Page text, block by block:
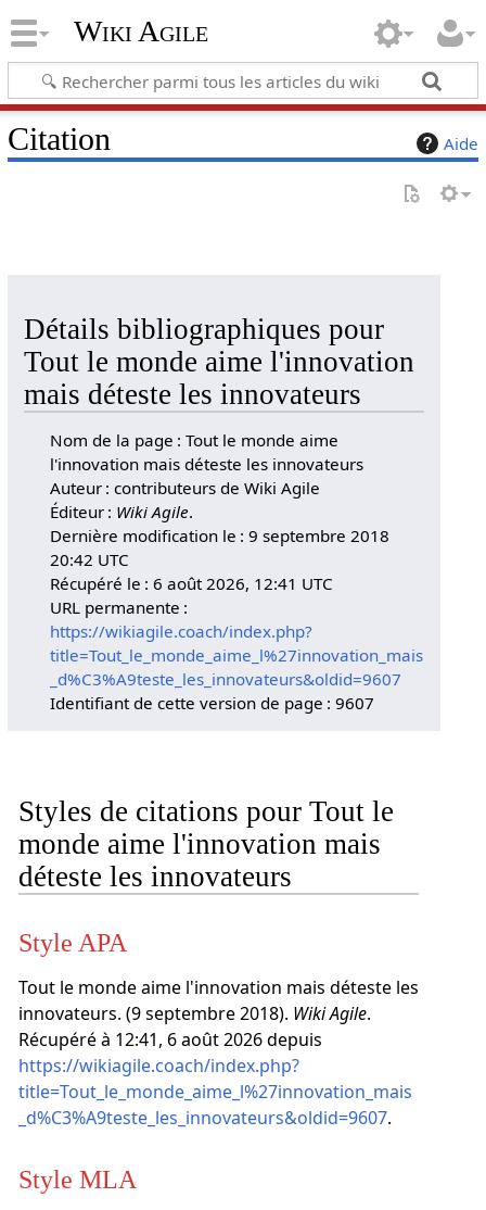
Wiki Agile
Aide
Citation
Détails bibliographiques pour
Tout le monde aime l'innovation
mais déteste les innovateurs
Nom de la page : Tout le monde aime
l'innovation mais déteste les innovateurs
Auteur : contributeurs de Wiki Agile
Éditeur : Wiki Agile.
Dernière modification le : 9 septembre 2018
20:42 UTC
Récupéré le : 6 août 2026, 12:41 UTC
URL permanente :
https://wikiagile.coach/index.php?
title=Tout_le_monde_aime_l%27innovation_mais
_d%C3%A9teste_les_innovateurs&oldid=9607
Identifiant de cette version de page : 9607
Styles de citations pour Tout le
monde aime l'innovation mais
déteste les innovateurs
Style APA
Tout le monde aime l'innovation mais déteste les
innovateurs. (9 septembre 2018). Wiki Agile.
Récupéré à 12:41, 6 août 2026 depuis
https://wikiagile.coach/index.php?
title=Tout_le_monde_aime_l%27innovation_mais
_d%C3%A9teste_les_innovateurs&oldid=9607.
Style MLA